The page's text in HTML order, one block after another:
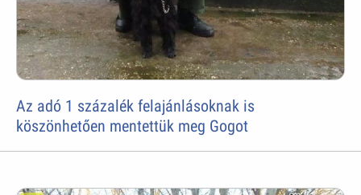
Az adó 1 százalék felajánlásoknak is
köszönhetően mentettük meg Gogot